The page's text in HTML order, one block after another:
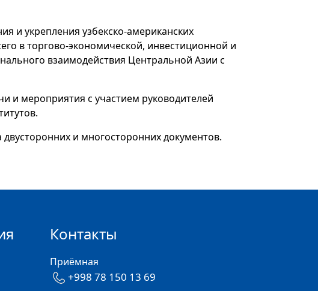
и укрепления узбекско-американских
в торгово-экономической, инвестиционной и
взаимодействия Центральной Азии с
и мероприятия с участием руководителей
и многосторонних документов.
Контакты
Приёмная
+998 78 150 13 69